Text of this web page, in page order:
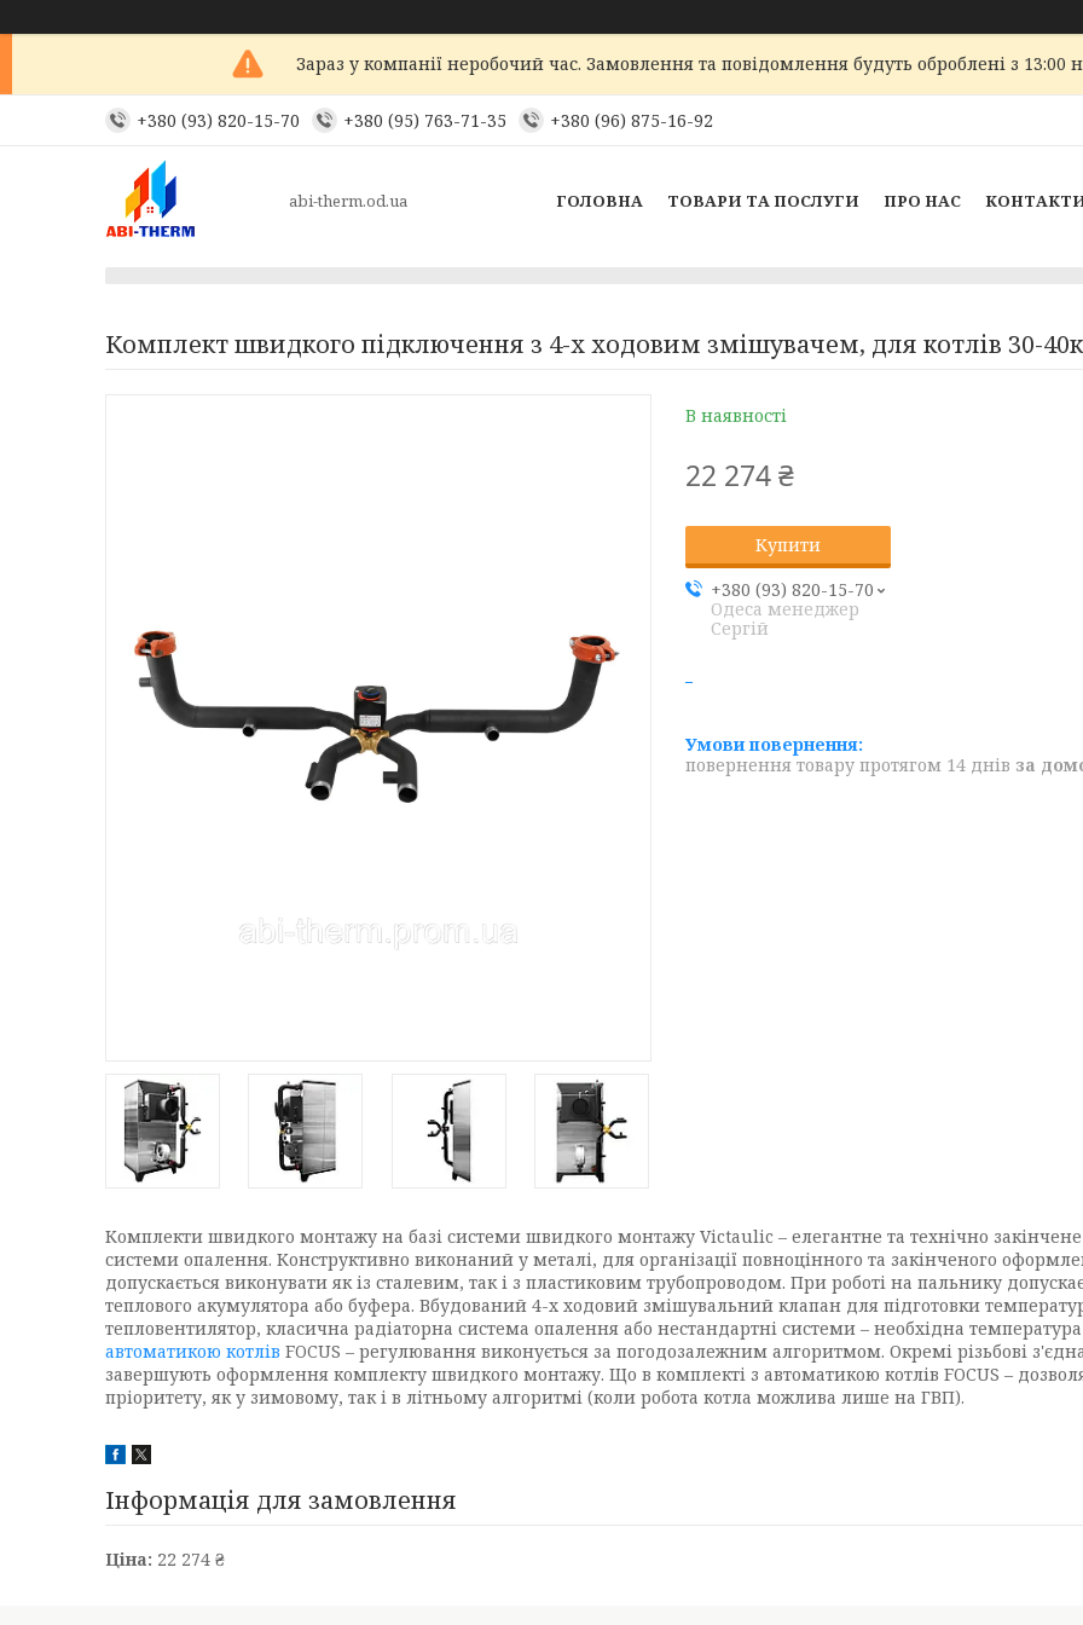
Зараз у компанії неробочий час. Замовлення та повідомлення будуть оброблені з 13:00
+380 (93) 820-15-70 +380 (95) 763-71-35 +380 (96) 875-16-92
abi-therm.od.ua ГОЛОВНА ТОВАРИ ТА ПОСЛУГИ ПРО НАС
Комплект швидкого підключення з 4-х ходовим змішувачем, для котлів 30-
В наявності
22 274 ₴
Купити
+380 (93) 820-15-70
Одеса менеджер
Сергій
повернення товару протягом 14 днів за
Комплекти швидкого монтажу на базі системи швидкого монтажу Victaulic – елегантне та технічно
системи опалення. Конструктивно виконаний у металі, для організації повноцінного та закінченого
допускається виконувати як із сталевим, так і з пластиковим трубопроводом. При роботі на пальнику
теплового акумулятора або буфера. Вбудований 4-х ходовий змішувальний клапан для підготовки
тепловентилятор, класична радіаторна система опалення або нестандартні системи – необхідна температура
автоматикою котлів FOCUS – регулювання виконується за погодозалежним алгоритмом. Окремі різьбові
завершують оформлення комплекту швидкого монтажу. Що в комплекті з автоматикою котлів FOCUS –
пріоритету, як у зимовому, так і в літньому алгоритмі (коли робота котла можлива лише на ГВП).
Інформація для замовлення
Ціна: 22 274 ₴